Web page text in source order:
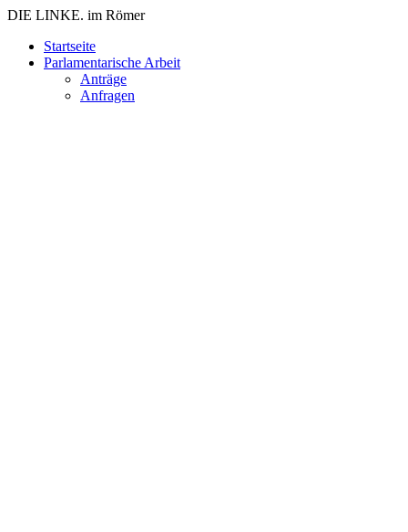
DIE LINKE. im Römer
Zum
Inhalt
Startseite
Parlamentarische Arbeit
Anträge
Anfragen